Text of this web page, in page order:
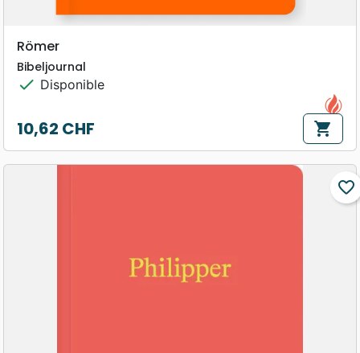
Römer
Bibeljournal
check Disponible
Prix
10,62 CHF shopping_cart
favorite_border